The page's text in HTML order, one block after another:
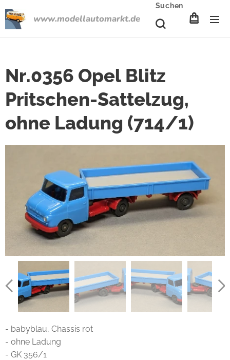
www.modellautomarkt.de
Suchen
Nr.0356 Opel Blitz
Pritschen-Sattelzug,
ohne Ladung (714/1)
- babyblau, Chassis rot
- ohne Ladung
- GK 356/1